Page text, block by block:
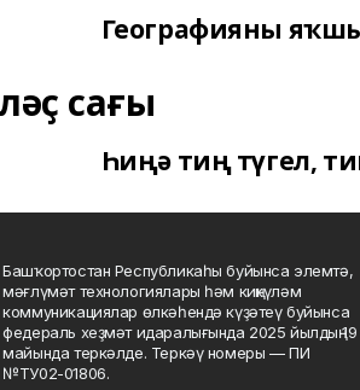
Географияны
сағы
Һиңә тиң түгел,
Башҡортостан Республикаһы буйынса элемтә,
мәғлүмәт технологиялары һәм киңкүләм
коммуникациялар өлкәһендә күҙәтеү буйынса
федераль хеҙмәт идаралығында 2025 йылдың 19
майында теркәлде. Теркәү номеры — ПИ
№ТУ02-01806.